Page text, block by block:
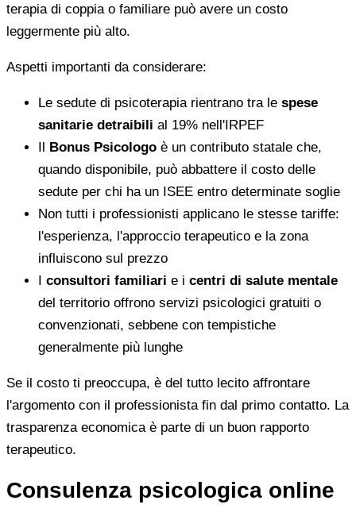
terapia di coppia o familiare può avere un costo
leggermente più alto.
Aspetti importanti da considerare:
Le sedute di psicoterapia rientrano tra le spese
sanitarie detraibili al 19% nell'IRPEF
Il Bonus Psicologo è un contributo statale che,
quando disponibile, può abbattere il costo delle
sedute per chi ha un ISEE entro determinate soglie
Non tutti i professionisti applicano le stesse tariffe:
l'esperienza, l'approccio terapeutico e la zona
influiscono sul prezzo
I consultori familiari e i centri di salute mentale
del territorio offrono servizi psicologici gratuiti o
convenzionati, sebbene con tempistiche
generalmente più lunghe
Se il costo ti preoccupa, è del tutto lecito affrontare
l'argomento con il professionista fin dal primo contatto. La
trasparenza economica è parte di un buon rapporto
terapeutico.
Consulenza psicologica online